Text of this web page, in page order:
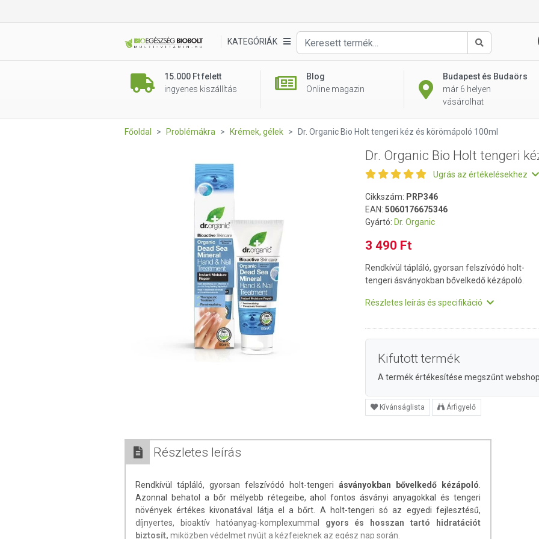
KATEGÓRIÁK
Keresés
15.000 Ft felett
ingyenes kiszállítás
Blog
Online magazin
Budapest és Budaörs
már 6 helyen
vásárolhat
Főoldal Problémákra Krémek, gélek Dr. Organic Bio Holt tengeri kéz és körömápoló 100ml
Dr. Organic Bio Holt tengeri
Ugrás az értékelésekhez
Cikkszám: PRP346
EAN: 5060176675346
Gyártó: Dr. Organic
3 490 Ft
Rendkívül tápláló, gyorsan felszívódó holt-
tengeri ásványokban bővelkedő kézápoló.
Részletes leírás és specifikáció
Kifutott termék
A termék értékesítése megszűnt
Kívánságlista Árfigyelő
Részletes leírás
Rendkívül tápláló, gyorsan felszívódó holt-tengeri ásványokban bővelkedő kézápoló
Azonnal behatol a bőr mélyebb rétegeibe, ahol fontos ásványi anyagokkal és tengeri
növények értékes kivonatával látja el a bőrt. A holt-tengeri só az egyedi fejlesztésű,
díjnyertes, bioaktív hatóanyag-komplexummal
gyors és hosszan tartó hidratációt
biztosít, miközben védelmet nyújt a kézfejeknek az egész nap során.